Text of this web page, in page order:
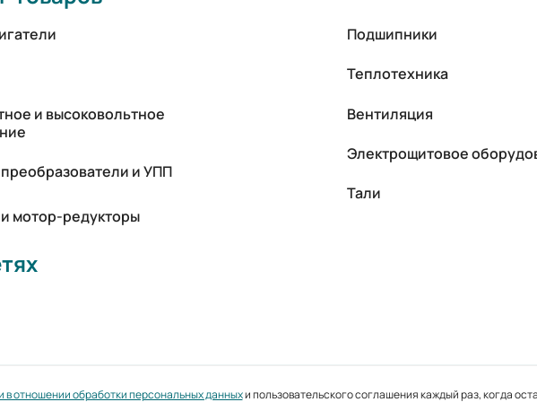
и высоковольтное
и УПП
мотор-редукторы
Подшипники
Теплотехника
Вентиляция
Электрощитовое
Тали
в отношении обработки персональных данныхи пользовательского соглашения каждый раз, когда